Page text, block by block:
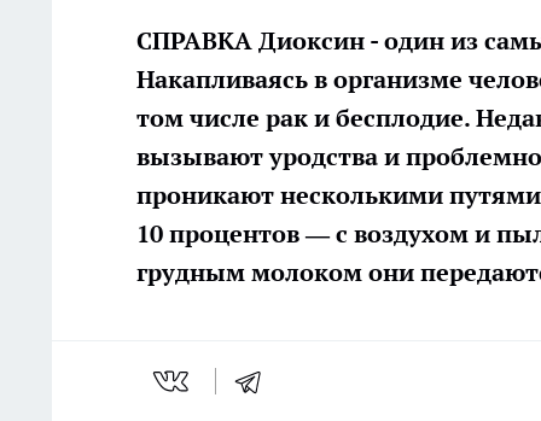
СПРАВКА Диоксин - один из
Накапливаясь в организме
том числе рак и бесплодие.
вызывают уродства и
проникают несколькими
10 процентов — с воздухом и
грудным молоком они